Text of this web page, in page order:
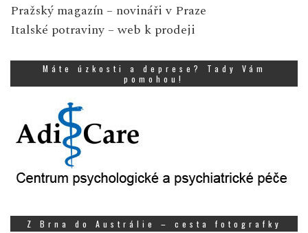
Pražský magazín – novináři v Praze
Italské potraviny – web k prodeji
Máte úzkosti a deprese? Tady Vám
pomohou!
Z Brna do Austrálie – cesta fotografky